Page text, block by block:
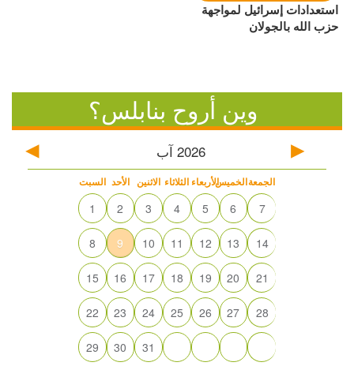
استعدادات إسرائيل لمواجهة
حزب الله بالجولان
وين أروح بنابلس؟
2026 آب
السبت الأحد الاثنين الثلاثاء الأربعاءالخميسالجمعة
1 2 3 4 5 6 7
8 9 10 11 12 13 14
15 16 17 18 19 20 21
22 23 24 25 26 27 28
29 30 31